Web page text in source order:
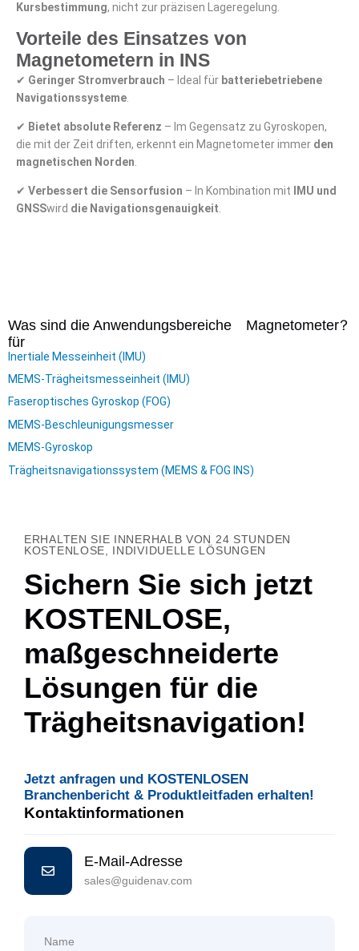
Kursbestimmung, nicht zur präzisen Lageregelung.
Vorteile des Einsatzes von
Magnetometern in INS
✔ Geringer Stromverbrauch – Ideal für batteriebetriebene
Navigationssysteme
✔ Bietet absolute Referenz – Im Gegensatz zu Gyroskopen,
die mit der Zeit driften, erkennt ein Magnetometer immer den
magnetischen Norden
✔ Verbessert die Sensorfusion – In Kombination mit
IMU und
GNSSwird die Navigationsgenauigkeit.
Was sind die Anwendungsbereiche
für
Magnetometer？
Inertiale Messeinheit (IMU)
MEMS-Trägheitsmesseinheit (IMU)
Faseroptisches Gyroskop (FOG)
MEMS-Beschleunigungsmesser
MEMS-Gyroskop
Trägheitsnavigationssystem (MEMS & FOG INS)
ERHALTEN SIE INNERHALB VON 24 STUNDEN
KOSTENLOSE, INDIVIDUELLE LÖSUNGEN
Sichern Sie sich jetzt
KOSTENLOSE,
maßgeschneiderte
Lösungen für die
Trägheitsnavigation!
Jetzt anfragen und KOSTENLOSEN
Branchenbericht & Produktleitfaden erhalten!
Kontaktinformationen
E-Mail-Adresse
sales@guidenav.com
Name